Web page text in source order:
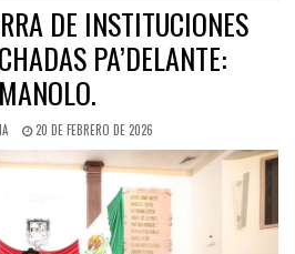
DE INSTITUCIONES
PA’DELANTE:
MANOLO.
20 DE FEBRERO DE 2026